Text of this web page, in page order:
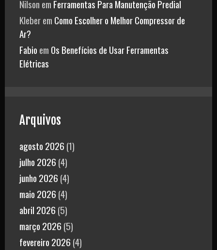
Nilson em Ferramentas Para Manutenção Predial
Kleberem Como Escolher o Melhor Compressor de
Ar?
Fabio em Os Benefícios de Usar Ferramentas
Elétricas
Arquivos
agosto 2026 (1)
julho 2026 (4)
junho 2026 (4)
maio 2026 (4)
abril 2026 (5)
março 2026 (5)
fevereiro 2026 (4)